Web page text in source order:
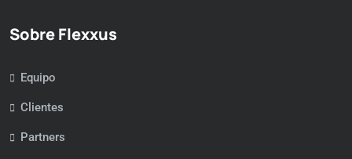
Sobre Flexxus
Equipo
Clientes
Partners